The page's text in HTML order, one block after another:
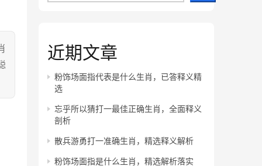
近期文章
粉饰场面指代表是什么生肖，已答释义精
选
忘乎所以猜打一最佳正确生肖，全面释义
剖析
散兵游勇打一准确生肖，精选释义解析
粉饰场面指是什么生肖，精选解析落实